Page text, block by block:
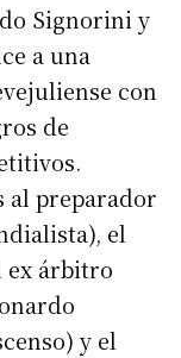
Signorini y
a una
con
de
al preparador
el
ex árbitro
y el